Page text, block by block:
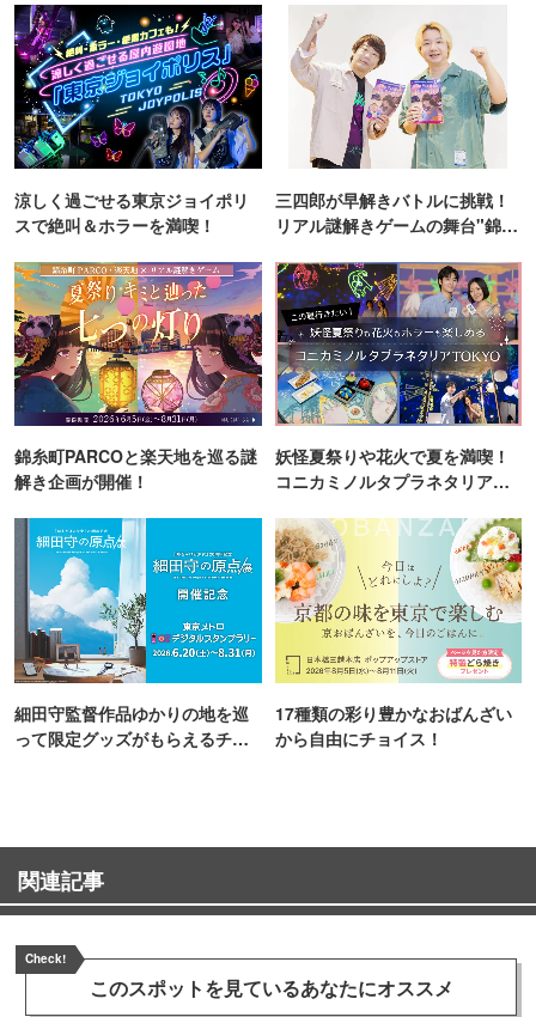
涼しく過ごせる東京ジョイポリ
スで絶叫＆ホラーを満喫！
三四郎が早解きバトルに挑戦！
リアル謎解きゲームの舞台"錦糸
錦糸町PARCOと楽天地を巡る謎
解き企画が開催！
妖怪夏祭りや花火で夏を満喫！
コニカミノルタプラネタリア
細田守監督作品ゆかりの地を巡
って限定グッズがもらえるチャ
17種類の彩り豊かなおばんざい
から自由にチョイス！
関連記事
Check!
このスポットを見ているあなたにオススメ